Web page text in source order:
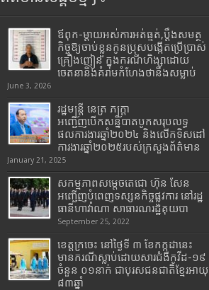
ឪពុក-ម្ដាយអស់ការអត់ធ្មត់,ប្ដឹងសមត្ថ
កិច្ចឱ្យចាប់ខ្លួនកូនប្រុសបង្កើតប្រើប្រាស់
គ្រឿងញៀន ក្នុងករណីហិង្សាដោយ
ចេតនានិងគំរាមកំហែងថានឹងសម្លាប់
June 3, 2026
រដ្ឋមន្រ្តី​ នេត្រ​ ភក្ត្រា​
អញ្ជើញបើកសន្និបាតបូកសរុបលទ្ធ
ផលការងារឆ្នាំ២០២៤ និងលើកទិសដៅ
ការងារឆ្នាំ២០២៥របស់​ក្រសួង​ព័ត៌មាន​
January 21, 2025
សកម្មភាពសម្តេចតេជោ ហ៊ុន សែន
អញ្ជើញបំពេញទស្សនកិច្ចផ្លូវការ នៅរដ្ឋ
ធានីហាវ៉ាណា សាធារណរដ្ឋគុយបា
September 25, 2022
ខេត្តក្រចេះ នៅថ្ងៃទី ៣ ខែកក្កដានេះ
មានករណីស្លាប់ដោយសារជំងឺកូវីដ-១៩
ចំនួន ០១នាក់ ជាបុរសជនជាតិខ្មែរអាយុ
៨៣ឆ្នាំ